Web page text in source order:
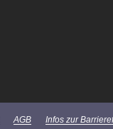
AGB Infos zur